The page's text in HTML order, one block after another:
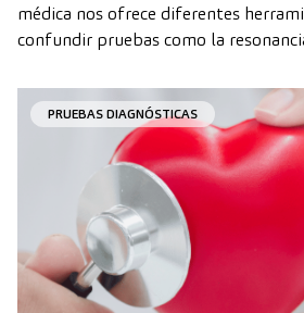
médica nos ofrece diferentes
confundir pruebas como la
cuerpo humano. Sin embargo,
totalmente distintas y se pautan
PRUEBAS DIAGNÓSTICAS